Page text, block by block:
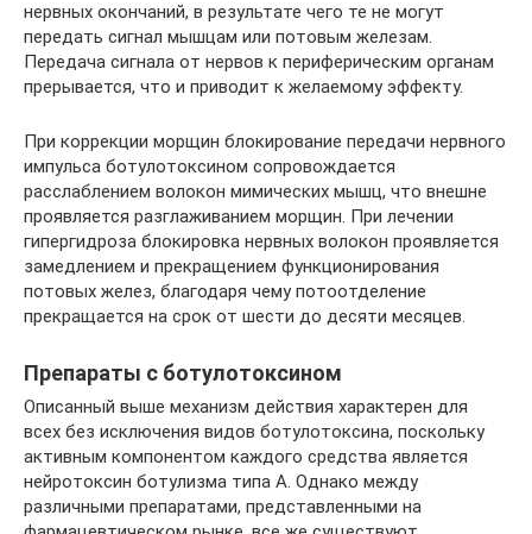
нервных окончаний, в результате чего те не могут
передать сигнал мышцам или потовым железам.
Передача сигнала от нервов к периферическим органам
прерывается, что и приводит к желаемому эффекту.
При коррекции морщин блокирование передачи нервного
импульса ботулотоксином сопровождается
расслаблением волокон мимических мышц, что внешне
проявляется разглаживанием морщин. При лечении
гипергидроза блокировка нервных волокон проявляется
замедлением и прекращением функционирования
потовых желез, благодаря чему потоотделение
прекращается на срок от шести до десяти месяцев.
Препараты с ботулотоксином
Описанный выше механизм действия характерен для
всех без исключения видов ботулотоксина, поскольку
активным компонентом каждого средства является
нейротоксин ботулизма типа А. Однако между
различными препаратами, представленными на